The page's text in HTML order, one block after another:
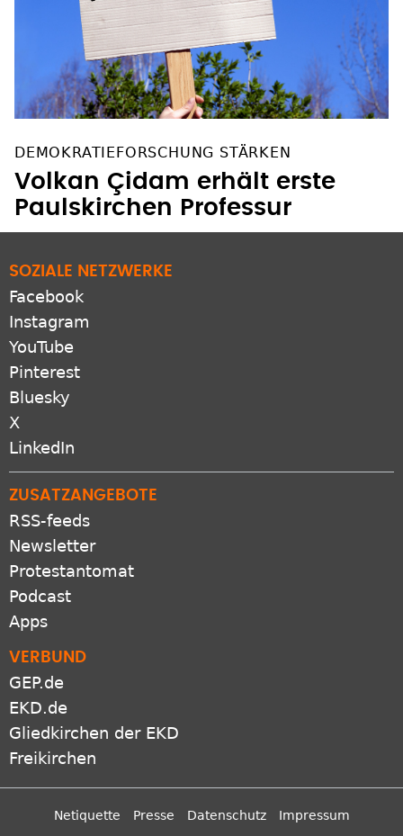
DEMOKRATIEFORSCHUNG STÄRKEN
Volkan Çidam erhält erste
Paulskirchen Professur
SOZIALE NETZWERKE
Facebook
Instagram
YouTube
Pinterest
Bluesky
X
LinkedIn
ZUSATZANGEBOTE
RSS-feeds
Newsletter
Protestantomat
Podcast
Apps
VERBUND
GEP.de
EKD.de
Gliedkirchen der EKD
Freikirchen
Netiquette Presse Datenschutz Impressum